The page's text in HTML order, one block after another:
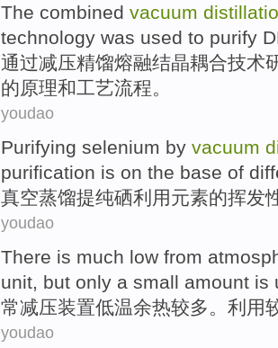
The combined vacuum
technology was used to purify
通过减压精馏熔融结晶耦合技术
的原理和工艺流程。
youdao
Purifying selenium by vacuum
purification is on the base of
真空蒸馏提纯硒利用元素的挥发
youdao
There is much low from
unit , but only a small amount is
常减压装置低温余热较多。 利用
youdao